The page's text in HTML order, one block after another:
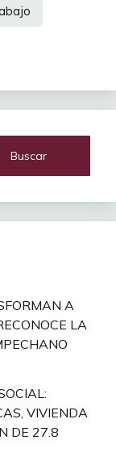
A
LA
VIVIENDA
DE 27.8